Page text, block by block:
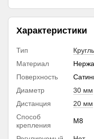
Характеристики
Тип
Материал
Поверхность
Диаметр
30 мм
Дистанция
20 мм
Способ
крепления
М8